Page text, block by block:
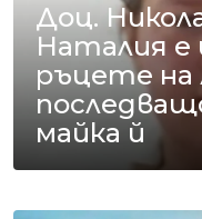
Доц.
Наталия
ръцете на
майка й